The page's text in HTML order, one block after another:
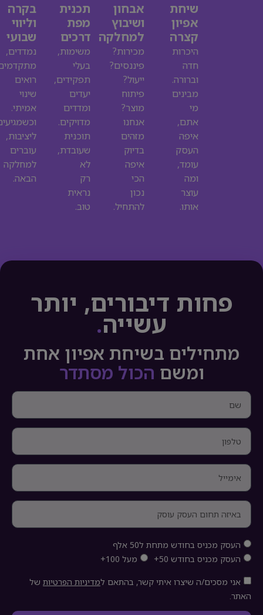
שיחת
אפיון
קצרה
היכרות
חדה
וברורה.
מבינים
מי
אתם,
איפה
העסק
עומד,
ומה
עוצר
אותו.
אבחון
ושיבוץ
למחלקה
מכירות?
פיננסים?
ייעול?
פיתוח
מוצר?
אנחנו
מזהים
בדיוק
איפה
הכי
נכון
להתחיל.
תכנית
מפת
דרכים
משימות,
בעלי
תפקידים,
יעדים
ומדדים
מדויקים.
תוכנית
שעובדת,
לא
רק
נראית
טוב.
בקרה
וליווי
שבועי
נמדדים,
רואים
שינוי
אמיתי.
ליציבות,
עוברים
למחלקה
הבאה.
פחות דיבורים, יותר
עשייה.
מתחילים בשיחת אפיון אחת
ומשם הכול מסתדר
העסק מכניס בחודש מתחת ל50 אלף
העסק מכניס בחודש 50+
מעל 100+
אני מסכים/ה שיצרו איתי קשר, בהתאם למדיניות הפרטיות של
האתר.